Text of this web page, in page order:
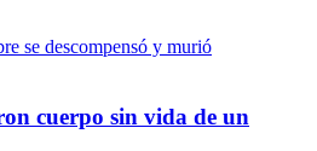
cuerpo sin vida de un